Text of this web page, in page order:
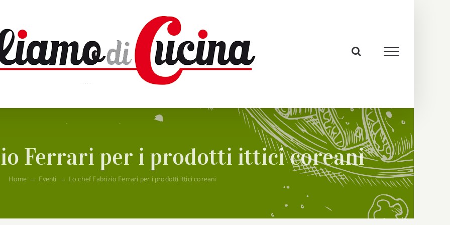
Ferrari per i prodotti ittici coreani
Home → Eventi → Lo chef Fabrizio Ferrari per i prodotti ittici coreani